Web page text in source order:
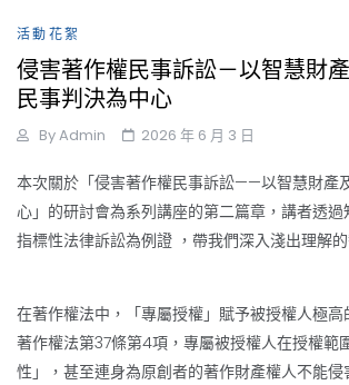
活動花絮
侵害著作權民事訴訟－以智慧財
民事判決為中心
ByAdmin 2026 年 6 月 3 日
本次關於「侵害著作權民事訴訟——以智慧財產
心」的研討會為系列講座的第二篇章，講者透
指標性法律訴訟為例證 ，帶我們深入淺出理解
在著作權法中，「專屬授權」賦予被授權人極
著作權法第37條第4項，專屬被授權人在授權範
性」，甚至連身為原創者的著作財產權人不能